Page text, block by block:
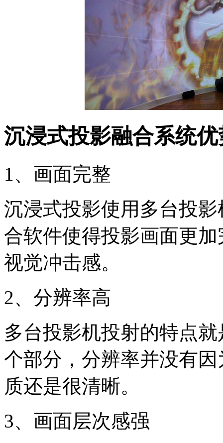
沉浸式投影融合系统优
1、画面完整
沉浸式投影使用多台投
合软件使得投影画面更
视觉冲击感。
2、分辨率高
多台投影机投射的特点
个部分，分辨率并没有
质还是很清晰。
3、画面层次感强